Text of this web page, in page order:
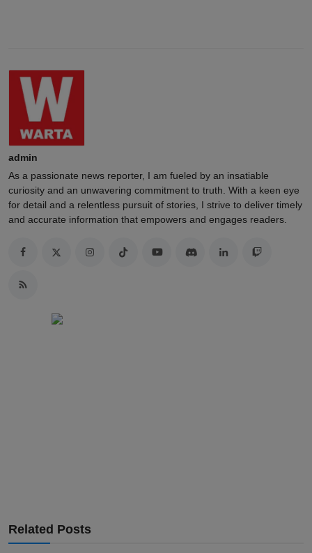
admin
As a passionate news reporter, I am fueled by an insatiable
curiosity and an unwavering commitment to truth. With a keen eye
for detail and a relentless pursuit of stories, I strive to deliver timely
and accurate information that empowers and engages readers.
Related Posts